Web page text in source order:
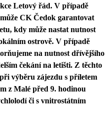
Letový řád. V případě
CK Čedok garantovat
kdy může nastat nutnost
ostrově. V případě
na nutnost dřívějšího
čekání na letišti. Z těchto
výběru zájezdu s příletem
z Malé před 9. hodinou
či s vnitrostátním